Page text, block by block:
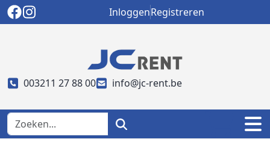
InloggenRegistreren
003211 27 88 00 info@jc-rent.be